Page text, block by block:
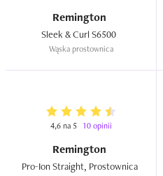
Remington
Wąska prostownica
4,6 na 5 10 opinii
Remington
Pro-Ion Straight, Prostownica